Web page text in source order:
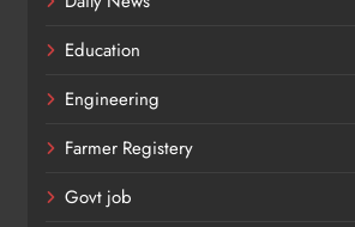
Education
Engineering
Farmer Registery
Govt job